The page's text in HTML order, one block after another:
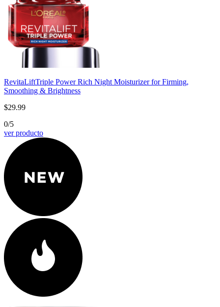
RevitaLiftTriple Power Rich Night Moisturizer for Firming,
Smoothing & Brightness
$29.99
0/5
ver producto